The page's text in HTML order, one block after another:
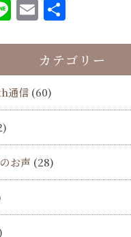
LineEmail
カテゴリー
通信 (60)
お声 (28)